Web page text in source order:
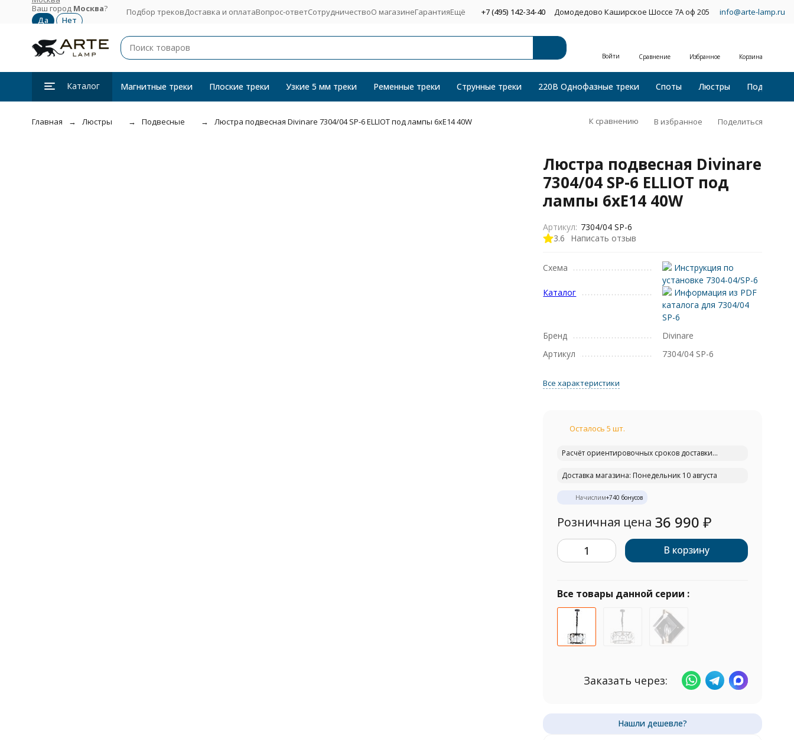
Ваш город Москва? Подбор трековДоставка и оплатаВопрос-ответСотрудничествоО магазинеГарантияЕщё +7 (495) 142-34-40 Домодедово Каширское Шоссе 7А оф 205 info@arte-lamp.ru
Войти Сравнение Избранное Корзина
Каталог Магнитные треки Плоские треки Узкие 5 мм треки Ременные треки Струнные треки 220В Однофазные треки Споты Люстры Подвесные
Главная Люстры Подвесные Люстра подвесная Divinare 7304/04 SP-6 ELLIOT под лампы 6xE14 40W К сравнению В избранное Поделиться
Люстра подвесная Divinare
7304/04 SP-6 ELLIOT под
лампы 6xE14 40W
3.6 Написать отзыв
Артикул: 7304/04 SP-6
Схема
Инструкция по
установке 7304-04/SP-6
Каталог
Информация из PDF
каталога для 7304/04
SP-6
Бренд
Divinare
Артикул
7304/04 SP-6
Все характеристики
Осталось 5 шт.
Расчёт ориентировочных сроков доставки...
Доставка магазина: Понедельник 10 августа
Начислим+740 бонусов
Розничная цена 36 990₽
В корзину
Все товары данной серии :
Заказать через: